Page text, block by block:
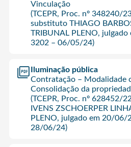
Vinculação
(TCEPR, Proc. nº 348240/
substituto THIAGO
TRIBUNAL PLENO,
3202 – 06/05/24)
Iluminação pública
Contratação – Modalidade
Consolidação da
(TCEPR, Proc. nº 628452/
IVENS ZSCHOERPER
PLENO, julgado em 20/06/
28/06/24)